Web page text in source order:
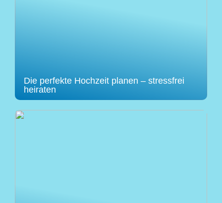
Die perfekte Hochzeit planen – stressfrei
heiraten